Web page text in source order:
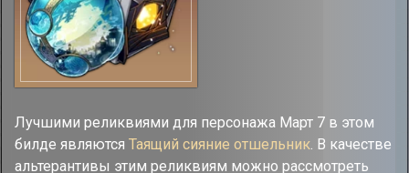
Лучшими реликвиями для персонажа Март 7 в этом
билде являются Таящий сияние отшельник. В качестве
альтерантивы этим реликвиям можно рассмотреть